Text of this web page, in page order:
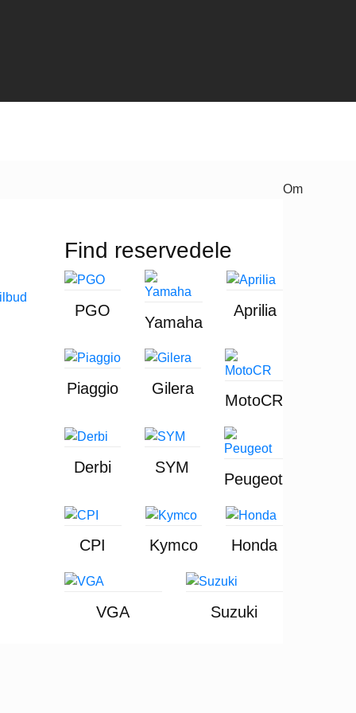
Find reservedele
PGO
Yamaha
Aprilia
Piaggio Gilera
MotoCR
Derbi SYM
Peugeot
CPI Kymco Honda
VGA Suzuki
Om